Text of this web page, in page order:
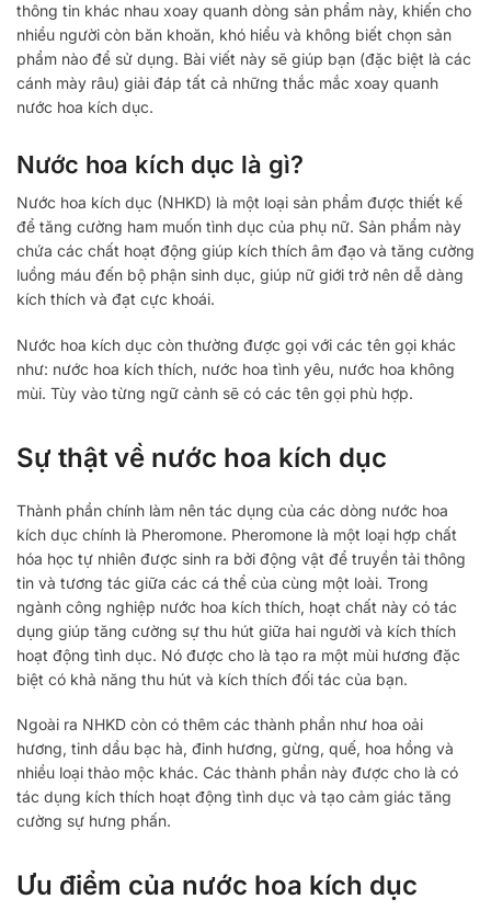
thông tin khác nhau xoay quanh dòng sản phẩm này, khiến cho
nhiều người còn băn khoăn, khó hiểu và không biết chọn sản
phẩm nào để sử dụng. Bài viết này sẽ giúp bạn (đặc biệt là các
cánh mày râu) giải đáp tất cả những thắc mắc xoay quanh
nước hoa kích dục.
Nước hoa kích dục là gì?
Nước hoa kích dục (NHKD) là một loại sản phẩm được thiết kế
để tăng cường ham muốn tình dục của phụ nữ. Sản phẩm này
chứa các chất hoạt động giúp kích thích âm đạo và tăng cường
luồng máu đến bộ phận sinh dục, giúp nữ giới trở nên dễ dàng
kích thích và đạt cực khoái.
Nước hoa kích dục còn thường được gọi với các tên gọi khác
như: nước hoa kích thích, nước hoa tình yêu, nước hoa không
mùi. Tùy vào từng ngữ cảnh sẽ có các tên gọi phù hợp.
Sự thật về nước hoa kích dục
Thành phần chính làm nên tác dụng của các dòng nước hoa
kích dục chính là Pheromone. Pheromone là một loại hợp chất
hóa học tự nhiên được sinh ra bởi động vật để truyền tải thông
tin và tương tác giữa các cá thể của cùng một loài. Trong
ngành công nghiệp nước hoa kích thích, hoạt chất này có tác
dụng giúp tăng cường sự thu hút giữa hai người và kích thích
hoạt động tình dục. Nó được cho là tạo ra một mùi hương đặc
biệt có khả năng thu hút và kích thích đối tác của bạn.
Ngoài ra NHKD còn có thêm các thành phần như hoa oải
hương, tinh dầu bạc hà, đinh hương, gừng, quế, hoa hồng và
nhiều loại thảo mộc khác. Các thành phần này được cho là có
tác dụng kích thích hoạt động tình dục và tạo cảm giác tăng
cường sự hưng phấn.
Ưu điểm của nước hoa kích dục